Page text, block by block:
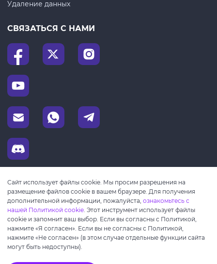
Удаление данных
СВЯЗАТЬСЯ С НАМИ
Сайт использует файлы cookie. Мы просим разрешения на
размещение файлов cookie в вашем браузере. Для получения
дополнительной информации, пожалуйста, ознакомьтесь с
нашей Политикой cookie. Этот инструмент использует файлы
cookie и запомнит ваш выбор. Если вы согласны с Политикой,
нажмите «Я согласен». Если вы не согласны с Политикой,
нажмите «Не согласен» (в этом случае отдельные функции сайта
могут быть недоступны).